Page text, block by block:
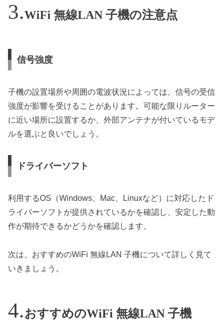
WiFi 無線LAN 子機の注意点
信号強度
子機の設置場所や周囲の電波状況によっては、信号の受信
強度が影響を受けることがあります。可能な限りルーター
に近い場所に設置するか、外部アンテナが付いているモデ
ルを選ぶと良いでしょう。
ドライバーソフト
利用するOS（Windows、Mac、Linuxなど）に対応したド
ライバーソフトが提供されているかを確認し、安定した動
作が期待できるかどうかを確認します。
次は、おすすめのWiFi 無線LAN 子機について詳しく見て
いきましょう。
おすすめのWiFi 無線LAN 子機